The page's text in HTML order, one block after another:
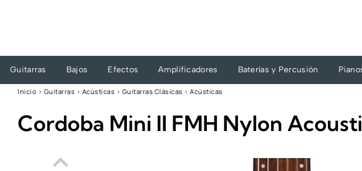
Guitarras Bajos Efectos Amplificadores Baterías y Percusión
Inicio › Guitarras › Acústicas › Guitarras Clásicas › Acústicas
Cordoba Mini II FMH Nylon